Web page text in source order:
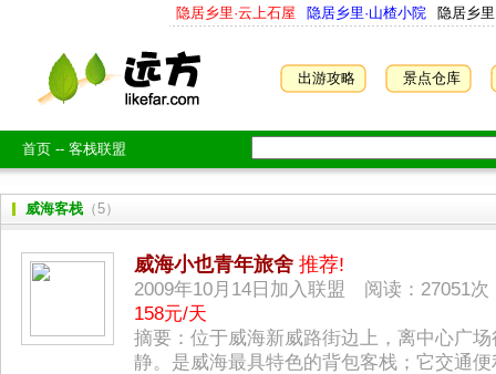
隐居乡里·云上石屋 隐居乡里·山楂小院 隐居乡
出游攻略 景点仓库
首页 -- 客栈联盟
威海客栈 （5）
威海小也青年旅舍 推荐!
2009年10月14日加入联盟 阅读：
158元/天
摘要：位于威海新威路街边上，离中心广
静。是威海最具特色的背包客栈；它交通